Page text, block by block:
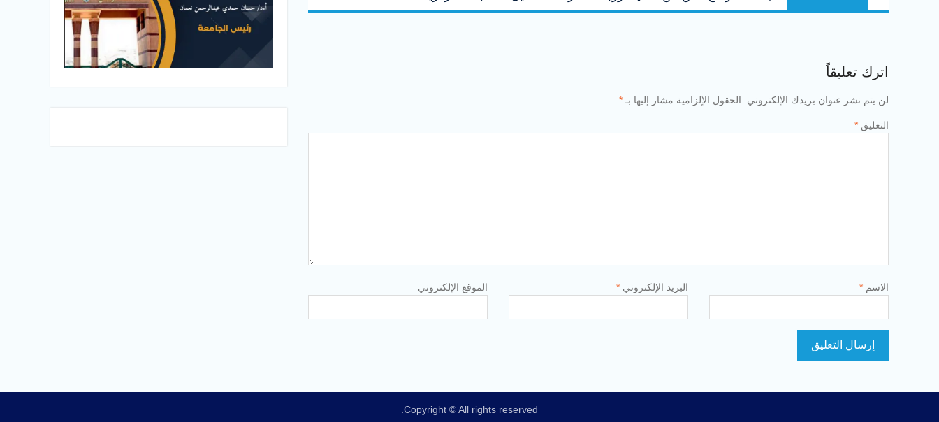
post:
اترك تعليقاً
لن يتم نشر عنوان بريدك الإلكتروني. الحقول الإلزامية مشار إليها بـ *
التعليق *
الاسم * البريد الإلكتروني * الموقع الإلكتروني
Copyright © All rights reserved.